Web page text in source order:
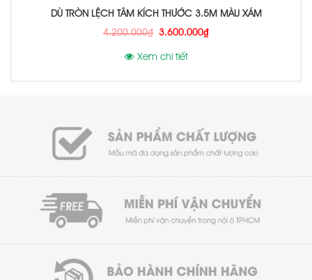
DÙ TRÒN LỆCH TÂM KÍCH THƯỚC 3.5M MÀU XÁM
4.200.000₫ 3.600.000₫
Xem chi tiết